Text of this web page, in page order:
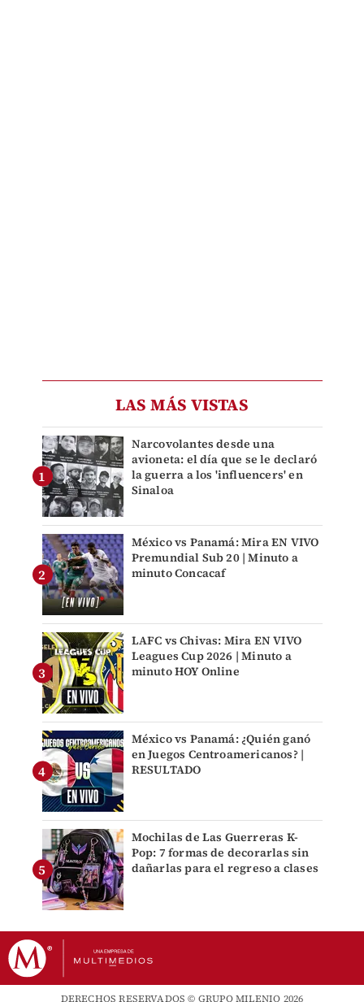
LAS MÁS VISTAS
Narcovolantes desde una
avioneta: el día que se le declaró
la guerra a los 'influencers' en
Sinaloa
México vs Panamá: Mira EN VIVO
Premundial Sub 20 | Minuto a
minuto Concacaf
LAFC vs Chivas: Mira EN VIVO
Leagues Cup 2026 | Minuto a
minuto HOY Online
México vs Panamá: ¿Quién ganó
en Juegos Centroamericanos? |
RESULTADO
Mochilas de Las Guerreras K-
Pop: 7 formas de decorarlas sin
dañarlas para el regreso a clases
DERECHOS RESERVADOS © GRUPO MILENIO 2026